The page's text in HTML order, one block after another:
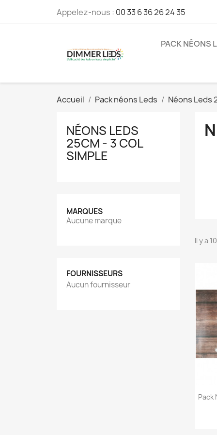
Appelez-nous : 00 33 6 36 26 24 35
PACK NÉONS
Accueil Pack néons Leds Néons Leds
NÉONS LEDS
25CM - 3 COL
SIMPLE
MARQUES
Aucune marque
FOURNISSEURS
Aucun fournisseur
Il y a
Pack